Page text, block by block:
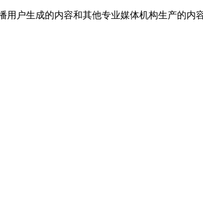
用户生成的内容和其他专业媒体机构生产的